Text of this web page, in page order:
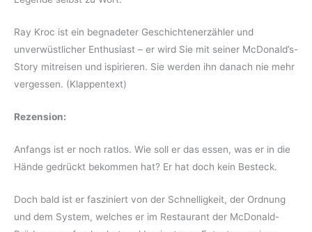
Ray Kroc ist ein begnadeter Geschichtenerzähler und
unverwüstlicher Enthusiast – er wird Sie mit seiner McDonald’s-
Story mitreisen und ispirieren. Sie werden ihn danach nie mehr
vergessen. (Klappentext)
Rezension:
Anfangs ist er noch ratlos. Wie soll er das essen, was er in die
Hände gedrückt bekommen hat? Er hat doch kein Besteck.
Doch bald ist er fasziniert von der Schnelligkeit, der Ordnung
und dem System, welches er im Restaurant der McDonald-